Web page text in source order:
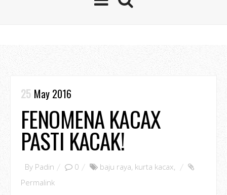
25 May 2016
FENOMENA KACAX
PASTI KACAK!
By Padin 0 baju raya, kurta kacax,
Permalink